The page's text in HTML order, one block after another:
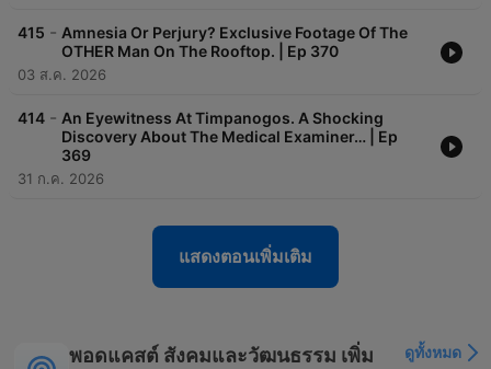
415 - Amnesia Or Perjury? Exclusive Footage Of The
OTHER Man On The Rooftop. | Ep 370
03 ส.ค. 2026
414 - An Eyewitness At Timpanogos. A Shocking
Discovery About The Medical Examiner… | Ep
369
31 ก.ค. 2026
แสดงตอนเพิ่มเติม
พอดแคสต์ สังคมและวัฒนธรรม เพิ่ม
ดูทั้งหมด